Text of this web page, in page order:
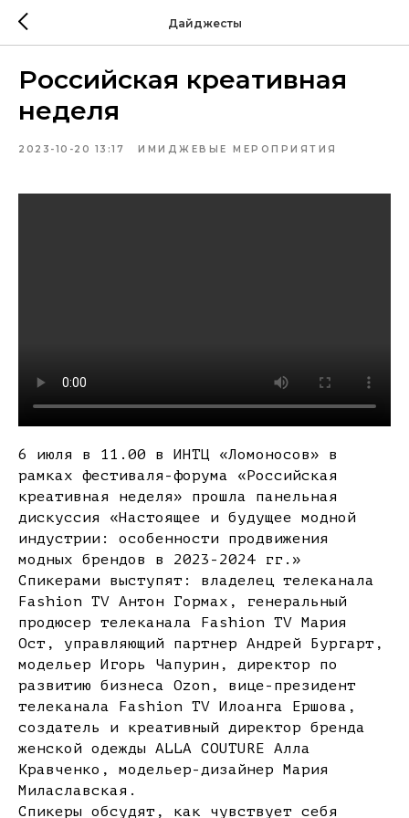
Дайджесты
Российская креативная
неделя
2023-10-20 13:17 ИМИДЖЕВЫЕ МЕРОПРИЯТИЯ
6 июля в 11.00 в ИНТЦ «Ломоносов» в
рамках фестиваля-форума «Российская
креативная неделя» прошла панельная
дискуссия «Настоящее и будущее модной
индустрии: особенности продвижения
модных брендов в 2023-2024 гг.»
Спикерами выступят: владелец телеканала
Fashion TV Антон Гормах, генеральный
продюсер телеканала Fashion TV Мария
Ост, управляющий партнер Андрей Бургарт,
модельер Игорь Чапурин, директор по
развитию бизнеса Ozon, вице-президент
телеканала Fashion TV Илоанга Ершова,
создатель и креативный директор бренда
женской одежды ALLA COUTURE Алла
Кравченко, модельер-дизайнер Мария
Милаславская.
Спикеры обсудят, как чувствует себя